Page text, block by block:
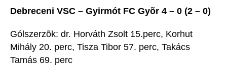
Debreceni VSC – Gyirmót FC Gyõr 4 – 0 (2 – 0)
Gólszerzõk: dr. Horváth Zsolt 15.perc, Korhut
Mihály 20. perc, Tisza Tibor 57. perc, Takács
Tamás 69. perc